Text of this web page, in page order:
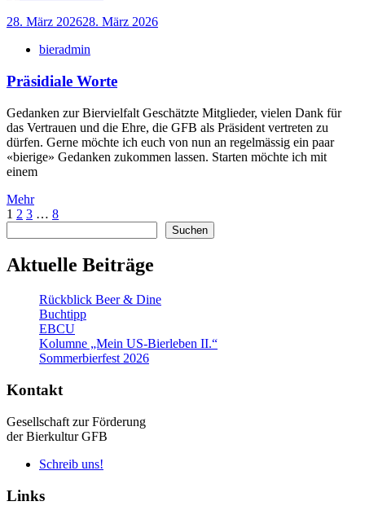
28. März 202628. März 2026
bieradmin
Präsidiale Worte
Gedanken zur Biervielfalt Geschätzte Mitglieder, vielen Dank für
das Vertrauen und die Ehre, die GFB als Präsident vertreten zu
dürfen. Gerne möchte ich euch von nun an regelmässig ein paar
«bierige» Gedanken zukommen lassen. Starten möchte ich mit
einem
Mehr
1 2 3 … 8
Suchen
Aktuelle Beiträge
Rückblick Beer & Dine
Buchtipp
EBCU
Kolumne „Mein US-Bierleben II.“
Sommerbierfest 2026
Kontakt
Gesellschaft zur Förderung
der Bierkultur GFB
Schreib uns!
Links